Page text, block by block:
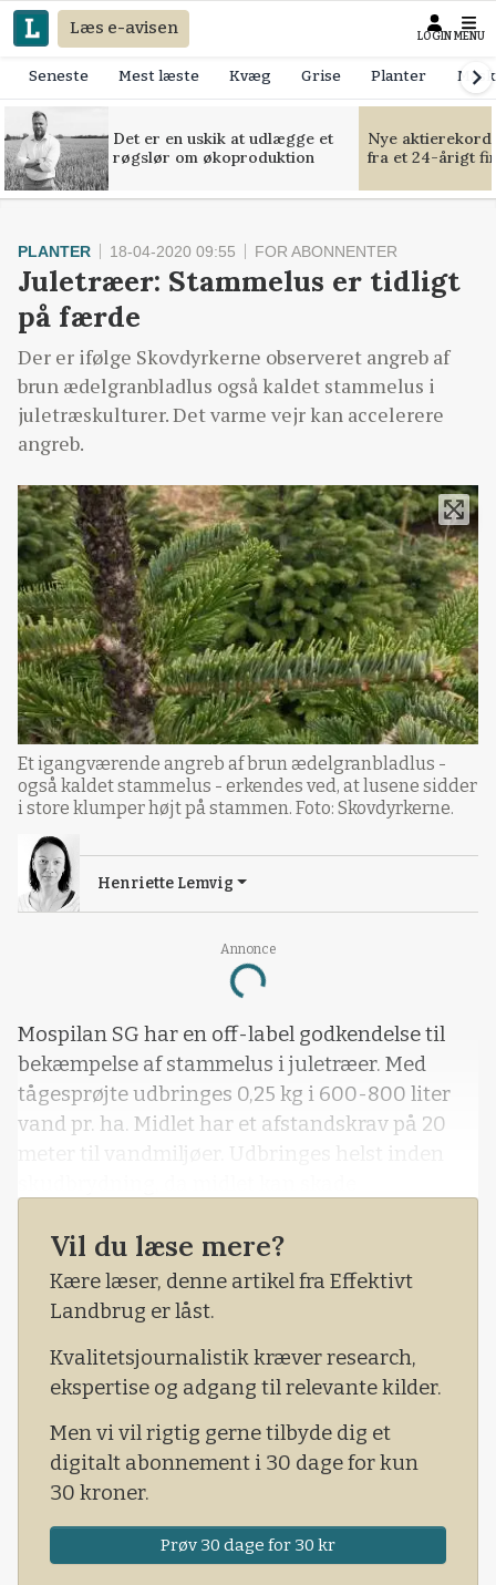
Læs e-avisen LOGIN MENU
Seneste Mest læste Kvæg Grise Planter
Det er en uskik at udlægge et
røgslør om økoproduktion
Nye
fra et 24-årigt
Annonce
Loading...
PLANTER 18-04-2020 09:55 FOR ABONNENTER
Juletræer: Stammelus er tidligt
på færde
Der er ifølge Skovdyrkerne observeret angreb af
brun ædelgranbladlus også kaldet stammelus i
juletræskulturer. Det varme vejr kan accelerere
angreb.
Et igangværende angreb af brun ædelgranbladlus -
også kaldet stammelus - erkendes ved, at lusene sidder
i store klumper højt på stammen. Foto: Skovdyrkerne.
Henriette Lemvig
Mospilan SG har en off-label godkendelse til
bekæmpelse af stammelus i juletræer. Med
tågesprøjte udbringes 0,25 kg i 600-800 liter
vand pr. ha. Midlet har et afstandskrav på 20
meter til vandmiljøer. Udbringes helst inden
Vil du læse mere?
Kære læser, denne artikel fra Effektivt
Landbrug er låst.
Kvalitetsjournalistik kræver research,
ekspertise og adgang til relevante kilder.
Men vi vil rigtig gerne tilbyde dig et
digitalt abonnement i 30 dage for kun
30 kroner.
Prøv 30 dage for 30 kr